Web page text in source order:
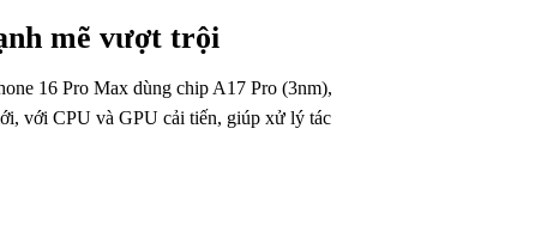
mẽ vượt trội
16 Pro Max dùng chip A17 Pro (3nm),
với CPU và GPU cải tiến, giúp xử lý tác